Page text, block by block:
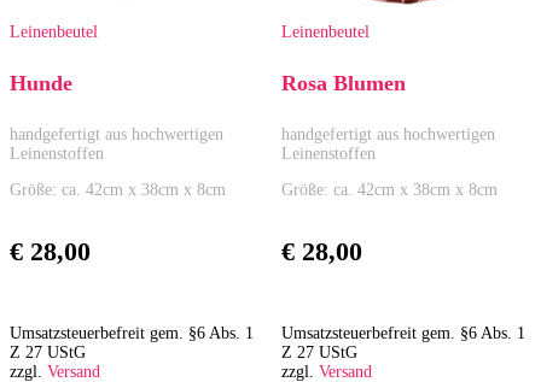
Leinenbeutel
Hunde
handgefertigt aus hochwertigen
Leinenstoffen
Größe: ca. 42cm x 38cm x 8cm
€ 28,00
Umsatzsteuerbefreit gem. §6 Abs. 1
Z 27 UStG
zzgl. Versand
Leinenbeutel
Rosa Blumen
handgefertigt aus hochwertigen
Leinenstoffen
Größe: ca. 42cm x 38cm x 8cm
€28,00
Umsatzsteuerbefreit gem. §6 Abs. 1
Z 27 UStG
zzgl. Versand